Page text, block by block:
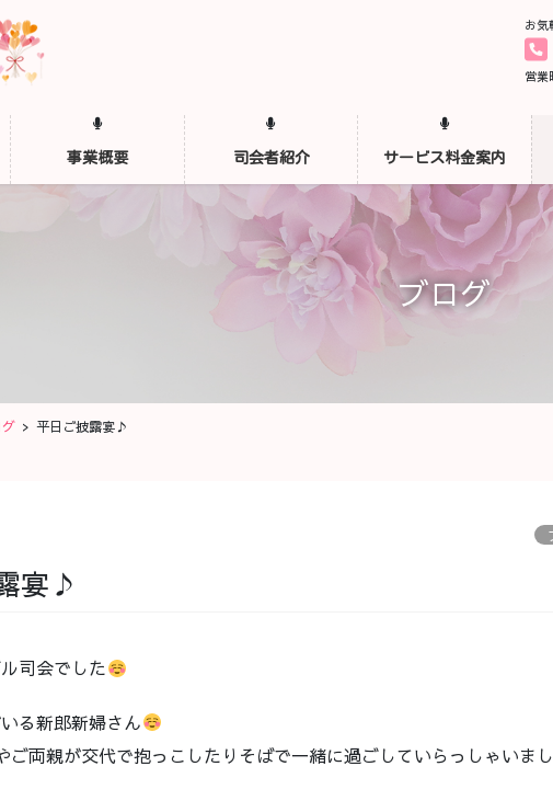
お気
営業
事業概要 司会者紹介 サービス料金案内
ブログ
平日ご披露宴♪
宴♪
司会でした
る新郎新婦さん
ご両親が交代で抱っこしたりそばで一緒に過ごしていらっしゃいま